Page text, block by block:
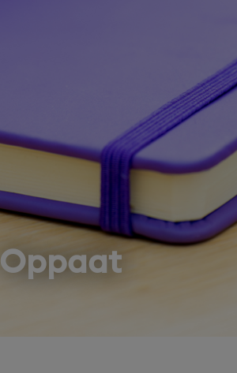
Oppaat